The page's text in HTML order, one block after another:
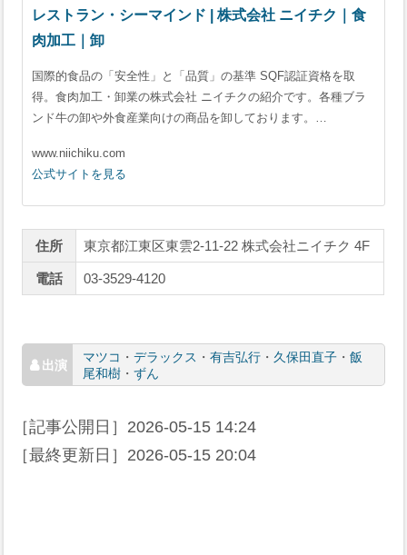
レストラン・シーマインド | 株式会社 ニイチク｜食
肉加工｜卸
国際的食品の「安全性」と「品質」の基準 SQF認証資格を取
得。食肉加工・卸業の株式会社 ニイチクの紹介です。各種ブラ
ンド牛の卸や外食産業向けの商品を卸しております。…
www.niichiku.com
公式サイトを見る
住所 東京都江東区東雲2-11-22 株式会社ニイチク 4F
電話 03-3529-4120
マツコ ・ デラックス ・ 有吉弘行・ 久保田直子・ 飯
尾和樹・ ずん
［記事公開日］ 2026-05-15 14:24
［最終更新日］ 2026-05-15 20:04